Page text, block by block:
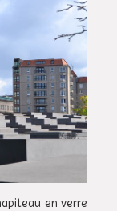
en verre